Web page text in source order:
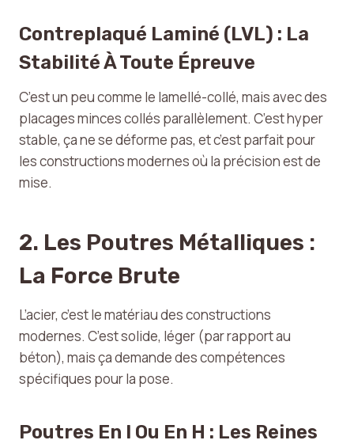
Contreplaqué Laminé (LVL) : La
Stabilité À Toute Épreuve
C’est un peu comme le lamellé-collé, mais avec des
placages minces collés parallèlement. C’est hyper
stable, ça ne se déforme pas, et c’est parfait pour
les constructions modernes où la précision est de
mise.
2. Les Poutres Métalliques :
La Force Brute
L’acier, c’est le matériau des constructions
modernes. C’est solide, léger (par rapport au
béton), mais ça demande des compétences
spécifiques pour la pose.
Poutres En I Ou En H : Les Reines